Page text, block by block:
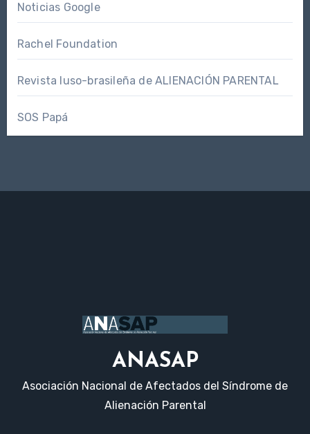
Noticias Google
Rachel Foundation
Revista luso-brasileña de ALIENACIÓN PARENTAL
SOS Papá
ANASAP
Asociación Nacional de Afectados del Síndrome de
Alienación Parental